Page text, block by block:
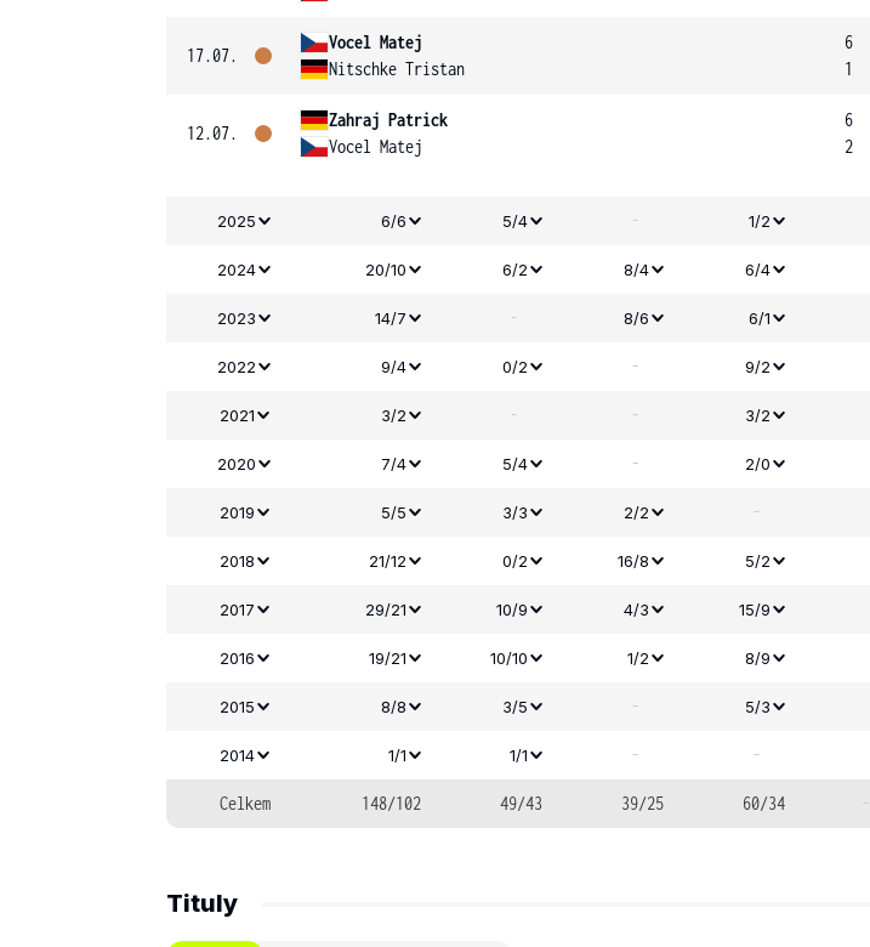
17.07.
Vocel Matej
Nitschke Tristan
6
1
12.07.
Zahraj Patrick
Vocel Matej
6
2
2025 6/6 5/4 - 1/2
2024 20/10 6/2 8/4 6/4
2023 14/7 - 8/6 6/1
2022 9/4 0/2 - 9/2
2021 3/2 - - 3/2
2020 7/4 5/4 - 2/0
2019 5/5 3/3 2/2 -
2018 21/12 0/2 16/8 5/2
2017 29/21 10/9 4/3 15/9
2016 19/21 10/10 1/2 8/9
2015 8/8 3/5 - 5/3
2014 1/1 1/1 - -
Celkem 148/102 49/43 39/25 60/34 -
Tituly